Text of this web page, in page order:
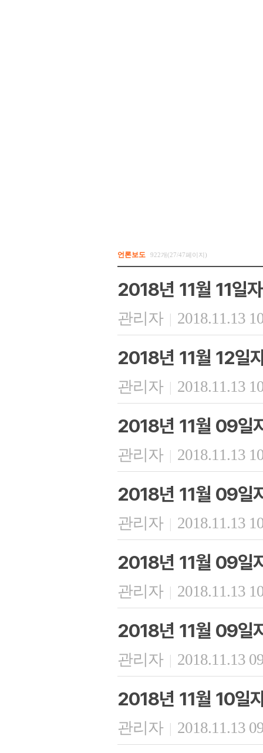
언론보도 922개(27/47페이지)
2018년 11월 11일
관리자 | 2018.11.13
2018년 11월 12일
관리자 | 2018.11.13
2018년 11월 09일
관리자 | 2018.11.13
2018년 11월 09일
관리자 | 2018.11.13
2018년 11월 09일
관리자 | 2018.11.13
2018년 11월 09일
관리자 | 2018.11.13
2018년 11월 10일
관리자 | 2018.11.13